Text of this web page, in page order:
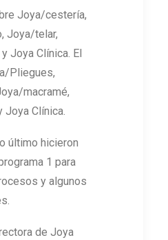
Joya/cestería,
Joya/telar,
Joya Clínica. El
Pliegues,
macramé,
Joya Clínica.
último hicieron
1 para
y algunos
de Joya